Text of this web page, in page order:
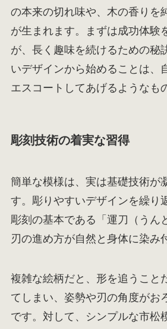
の本来の切れ味や、木の香りを
が生まれます。まずは成功体験
が、長く趣味を続けるための秘
いデザインから始めることは、
エスコートしてあげるようなも
彫刻技術の着実な習得
簡単な模様は、実は基礎技術が
す。彫りやすいデザインを繰り
彫刻の基本である「運刀（うん
刃の進め方が自然と身体に染み
複雑な絵柄だと、形を追うこと
てしまい、姿勢や刃の角度がお
です。対して、シンプルな市松